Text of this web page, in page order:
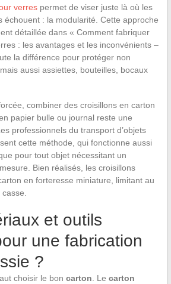
verrespermet de viser juste là où les
échouent : la modularité. Cette approche
détaillée dans « Comment fabriquer
: les avantages et les inconvénients –
la différence pour protéger non
aussi assiettes, bouteilles, bocaux
combiner des croisillons en carton
papier bulle ou journal reste une
professionnels du transport d’objets
cette méthode, qui fonctionne aussi
pour tout objet nécessitant un
Bien réalisés, les croisillons
en forteresse miniature, limitant au
et outils
une fabrication
?
choisir le bon carton . Le carton